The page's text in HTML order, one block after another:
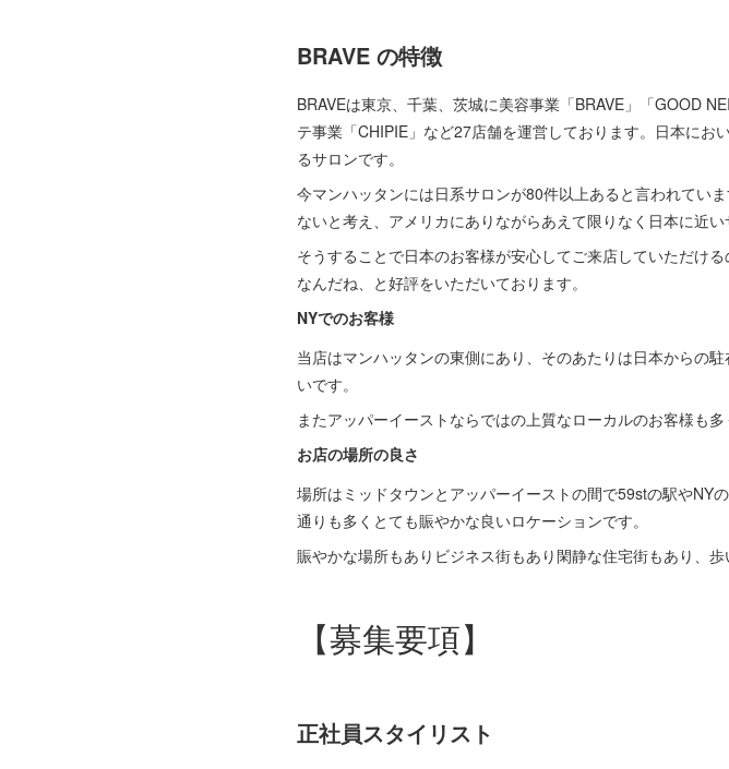
BRAVE の特徴
BRAVEは東京、千葉、茨城に美容事業「BRAVE」「GOOD
テ事業「CHIPIE」など27店舗を運営しております。日本に
るサロンです。
今マンハッタンには日系サロンが80件以上あると言われてい
ないと考え、アメリカにありながらあえて限りなく日本に近い
そうすることで日本のお客様が安心してご来店していただけ
なんだね、と好評をいただいております。
NYでのお客様
当店はマンハッタンの東側にあり、そのあたりは日本からの
いです。
またアッパーイーストならではの上質なローカルのお客様も
お店の場所の良さ
場所はミッドタウンとアッパーイーストの間で59stの駅やNY
通りも多くとても賑やかな良いロケーションです。
賑やかな場所もありビジネス街もあり閑静な住宅街もあり、
【募集要項】
正社員スタイリスト